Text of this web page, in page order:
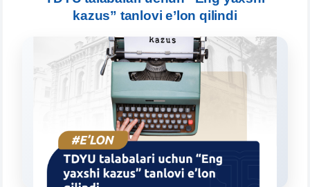
kazus” tanlovi e’lon qilindi
Onlayn
Assalomu alaykum! TDYU qabul murojaatlari
chatiga xush kelibsiz.
Qabul bo'yicha murojaatlaringizni ushbu
Mavzuni tanlang — keyin shu mavzudagi aniq
savollar chiqadi: